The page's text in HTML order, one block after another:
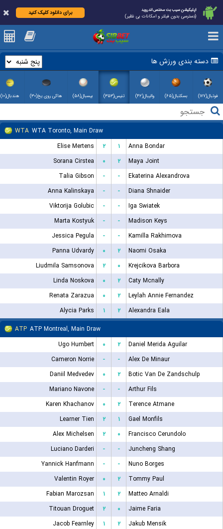
اپلیکیشن سیب بت مختص اندروید
(دسترسی بدون فیلتر و امکانات بی نظیر)
برای دانلود کلیک کنید
دسته بندی ورزش ها
فوتبال(۱۷۷) بسکتبال(۶۵) والیبال(۴۲) تنیس(۳۵۳) بیسبال(۵۸) هاکی روی یخ(۳۰) هندبال(۱۰)
WTA WTA Toronto, Main Draw
Elise Mertens
۲ ۱
Anna Bondar
Sorana Cirstea
۰ ۲
Maya Joint
Talia Gibson
- -
Ekaterina Alexandrova
Anna Kalinskaya
- -
Diana Shnaider
Viktorija Golubic
- -
Iga Swiatek
Marta Kostyuk
- -
Madison Keys
Jessica Pegula
- -
Kamilla Rakhimova
Panna Udvardy
۰ ۲
Naomi Osaka
Liudmila Samsonova
۲ ۰
Krejcikova Barbora
Linda Noskova
۰ ۲
Caty Mcnally
Renata Zarazua
۰ ۲
Leylah Annie Fernandez
Alycia Parks
۱ ۲
Alexandra Eala
ATP ATP Montreal, Main Draw
Ugo Humbert
۰ ۲
Daniel Merida Aguilar
Cameron Norrie
- -
Alex De Minaur
Daniil Medvedev
۰ ۲
Botic Van De Zandschulp
Mariano Navone
- -
Arthur Fils
Karen Khachanov
۰ ۲
Terence Atmane
Learner Tien
۲ ۱
Gael Monfils
Alex Michelsen
۲ ۰
Francisco Cerundolo
Luciano Darderi
- -
Juncheng Shang
Yannick Hanfmann
- -
Nuno Borges
Valentin Royer
۰ ۲
Tommy Paul
Fabian Marozsan
۱ ۲
Matteo Arnaldi
Titouan Droguet
۲ ۰
Jaime Faria
Jacob Fearnley
۱ ۲
Jakub Mensik